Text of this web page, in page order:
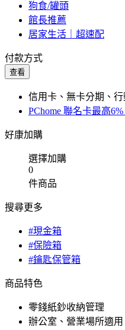
狗食/罐頭
館長推薦
居家生活｜超速配
付款方式
查看
信用卡、無卡分期、
PChome 聯名卡最高
好康加購
選擇加購
0
件商品
搜尋更多
#現金箱
#保險箱
#鑰匙保管箱
商品特色
零錢紙鈔收納管理
辦公室、營業場所適用